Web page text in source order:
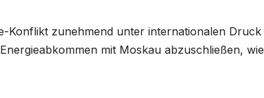
Konflikt zunehmend unter internationalen Druck
mit Moskau abzuschließen, wie